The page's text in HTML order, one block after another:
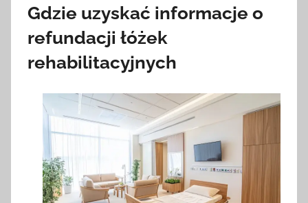
Gdzie uzyskać informacje o
refundacji łóżek
rehabilitacyjnych